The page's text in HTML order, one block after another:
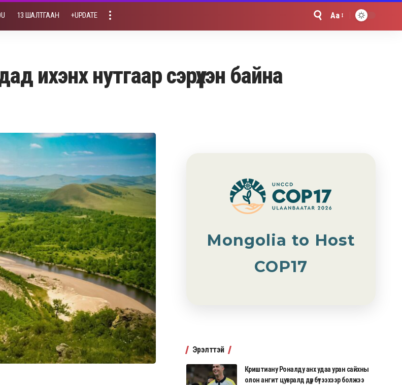
13 ШАЛТГААН +UPDATE
Font
Aa
ихэнх нутгаар сэрүүхэн байна
Mongolia to Host
COP17
Эрэлттэй
Криштиану Роналду анх удаа уран сайхны
олон ангит цувралд дүр бүтээхээр болжээ